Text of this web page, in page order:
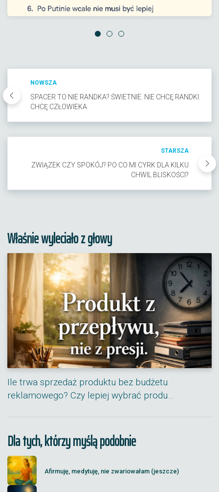
NOWSZA
SPACER TO NIE RANDKA? ŚWIETNIE. NIE CHCĘ RANDKI.
CHCĘ CZŁOWIEKA
STARSZA
ZWIĄZEK CZY SPOKÓJ? PO CO MI CYRK DLA KILKU
CHWIL BLISKOŚCI?
Właśnie wyleciało z głowy
Ile trwa sprzedaż produktu bez budżetu
reklamowego? Czy lepiej wybrać produ…
Dla tych, którzy myślą podobnie
Afirmuję, medytuję, nie zwariowałam (jeszcze)